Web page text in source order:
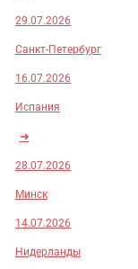
29.07.2026
Санкт-Петербург
16.07.2026
Испания
➜
28.07.2026
Минск
14.07.2026
Нидерланды